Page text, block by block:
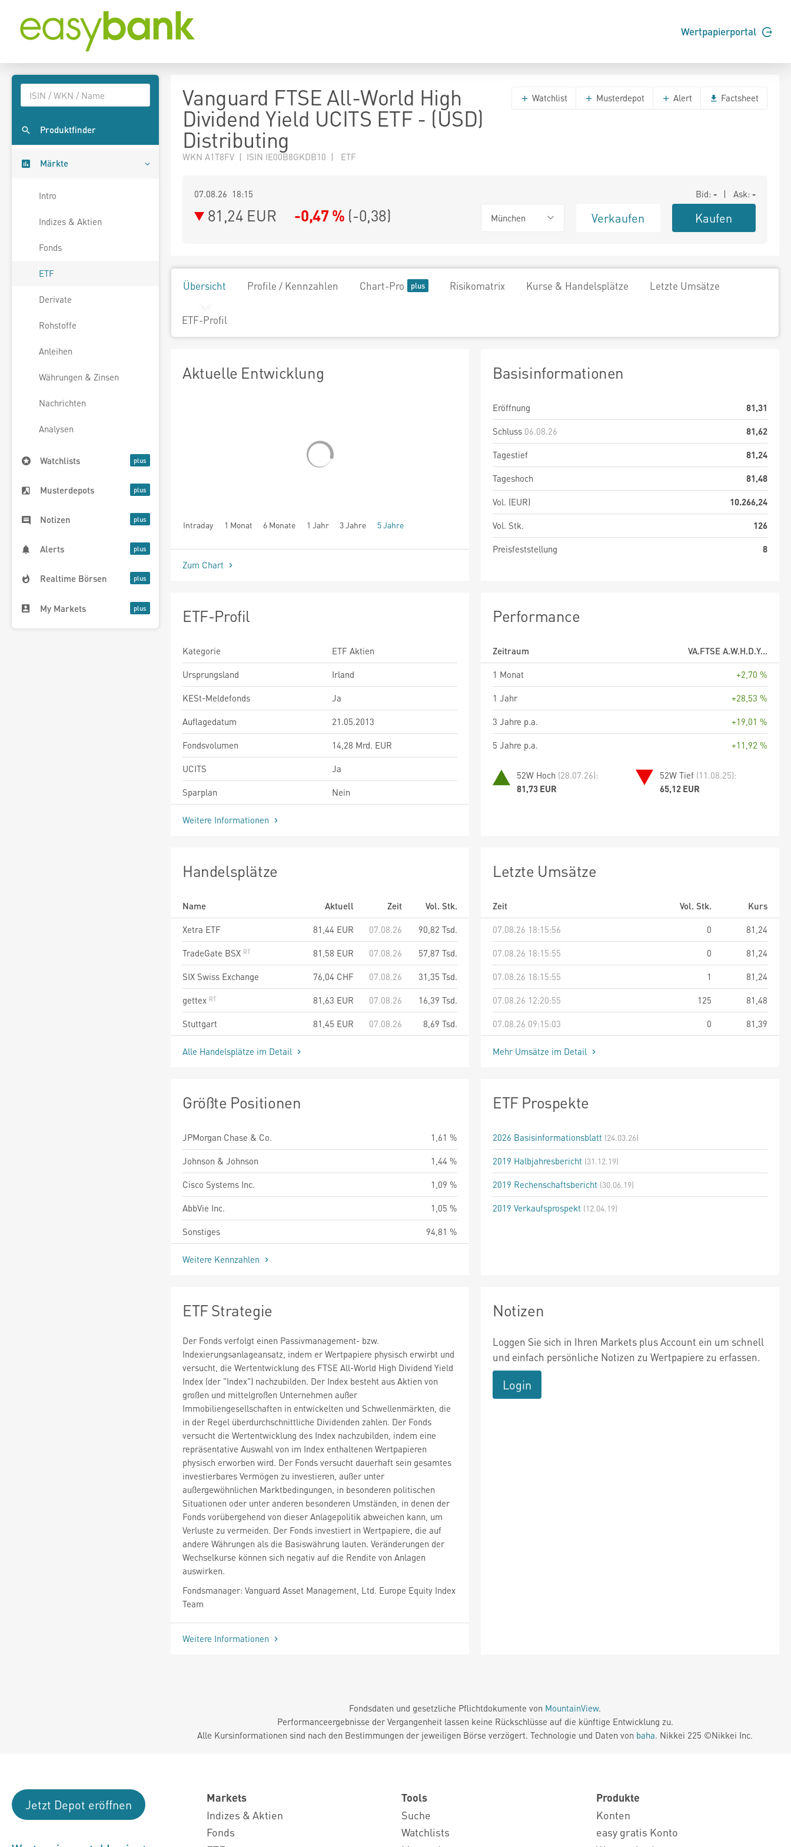
Wertpapierportal
Produktfinder
Märkte
Intro
Indizes & Aktien
Fonds
ETF
Derivate
Rohstoffe
Anleihen
Währungen & Zinsen
Nachrichten
Analysen
Watchlists
Musterdepots
Notizen
Alerts
Realtime Börsen
My Markets
Vanguard FTSE All-World High
Dividend Yield UCITS ETF - (USD)
Distributing
WKN A1T8FV | ISIN IE00B8GKDB10 | ETF
Watchlist Musterdepot Alert Factsheet
07.08.26 18:15 Bid: - | Ask: -
81,24 EUR -0,47 % (-0,38) München Verkaufen Kaufen
Übersicht Profile / Kennzahlen Chart-Pro Risikomatrix Kurse & Handelsplätze Letzte Umsätze
ETF-Profil
Aktuelle Entwicklung
Intraday 1 Monat 6 Monate 1 Jahr 3 Jahre 5 Jahre
seit Beginn
Zum Chart
Basisinformationen
Eröffnung
81,31
Schluss 06.08.26
81,62
Tagestief
81,24
Tageshoch
81,48
Vol. (EUR)
10.266,24
Vol. Stk.
126
Preisfeststellung
8
ETF-Profil
Kategorie
ETF Aktien
Ursprungsland
Irland
KESt-Meldefonds
Ja
Auflagedatum
21.05.2013
Fondsvolumen
14,28 Mrd. EUR
UCITS
Ja
Sparplan
Nein
Weitere Informationen
Performance
Zeitraum
VA.FTSE A.W.H.D.Y...
1 Monat
+2,70 %
1 Jahr
+28,53 %
3 Jahre p.a.
+19,01 %
5 Jahre p.a.
+11,92 %
52W Hoch (28.07.26):
81,73 EUR
52W Tief (11.08.25):
65,12 EUR
Handelsplätze
Name Aktuell Zeit
Vol. Stk.
Xetra ETF
81,44 EUR 07.08.26
90,82 Tsd.
TradeGate BSX
81,58 EUR 07.08.26
57,87 Tsd.
SIX Swiss Exchange
76,04 CHF 07.08.26
31,35 Tsd.
gettex
81,63 EUR 07.08.26
16,39 Tsd.
Stuttgart
81,45 EUR 07.08.26 8,69 Tsd.
Alle Handelsplätze im Detail
Letzte Umsätze
Zeit Vol. Stk.
Kurs
07.08.26 18:15:56
0
81,24
07.08.26 18:15:55
0
81,24
07.08.26 18:15:55
1
81,24
07.08.26 12:20:55
125
81,48
07.08.26 09:15:03
0 81,39
Mehr Umsätze im Detail
Größte Positionen
JPMorgan Chase & Co.
1,61 %
Johnson & Johnson
1,44 %
Cisco Systems Inc.
1,09 %
AbbVie Inc.
1,05 %
Sonstiges
94,81 %
Weitere Kennzahlen
ETF Prospekte
2026 Basisinformationsblatt (24.03.26)
2019 Halbjahresbericht (31.12.19)
2019 Rechenschaftsbericht (30.06.19)
2019 Verkaufsprospekt (12.04.19)
ETF Strategie
Der Fonds verfolgt einen Passivmanagement- bzw.
Indexierungsanlageansatz, indem er Wertpapiere physisch erwirbt und
versucht, die Wertentwicklung des FTSE All-World High Dividend Yield
Index (der "Index") nachzubilden. Der Index besteht aus Aktien von
großen und mittelgroßen Unternehmen außer
Immobiliengesellschaften in entwickelten und Schwellenmärkten, die
in der Regel überdurchschnittliche Dividenden zahlen. Der Fonds
versucht die Wertentwicklung des Index nachzubilden, indem eine
repräsentative Auswahl von im Index enthaltenen Wertpapieren
physisch erworben wird. Der Fonds versucht dauerhaft sein gesamtes
investierbares Vermögen zu investieren, außer unter
außergewöhnlichen Marktbedingungen, in besonderen politischen
Situationen oder unter anderen besonderen Umständen, in denen der
Fonds vorübergehend von dieser Anlagepolitik abweichen kann, um
Verluste zu vermeiden. Der Fonds investiert in Wertpapiere, die auf
andere Währungen als die Basiswährung lauten. Veränderungen der
Wechselkurse können sich negativ auf die Rendite von Anlagen
auswirken.
Fondsmanager: Vanguard Asset Management, Ltd. Europe Equity Index
Team
Weitere Informationen
Notizen
Loggen Sie sich in Ihren Markets plus Account ein um schnell
und einfach persönliche Notizen zu Wertpapiere zu erfassen.
Login
Fondsdaten und gesetzliche Pflichtdokumente von MountainView.
Performanceergebnisse der Vergangenheit lassen keine Rückschlüsse auf die künftige Entwicklung zu.
Alle Kursinformationen sind nach den Bestimmungen der jeweiligen Börse verzögert. Technologie und Daten von baha. Nikkei 225 ©Nikkei Inc.
Jetzt Depot eröffnen
Markets
Indizes & Aktien
Fonds
Tools
Suche
Watchlists
Produkte
Konten
easy gratis Konto